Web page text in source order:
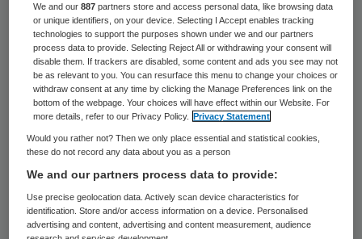
een afspraak die geen spoed heeft. Dat
terwijl die drie dagen wel de tijd is waar
dokters naar streven. Zo’n 20 procent van
de Nederlanders wacht vaak drie tot vijf
dagen, 8,5 procent zegt tot wel twee
weken te moeten wachten op een afspraak.
Ook verschilt de wachttijd per provincie,
blijkt uit een enquête van Kieskompas en
het ANP die is ingevuld door ruim 8000
We and our887 partners store and access personal data, like browsing data
or unique identifiers, on your device. Selecting I Accept enables tracking
technologies to support the purposes shown under we and our partners
process data to provide. Selecting Reject All or withdrawing your consent will
disable them. If trackers are disabled, some content and ads you see may not
be as relevant to you. You can resurface this menu to change your choices or
withdraw consent at any time by clicking the Manage Preferences link on the
bottom of the webpage. Your choices will have effect within our Website. For
more details, refer to our Privacy Policy.
Privacy Statement
Would you rather not? Then we only place essential and statistical cookies,
these do not record any data about you as a person
We and our partners process data to provide:
Use precise geolocation data. Actively scan device characteristics for
identification. Store and/or access information on a device. Personalised
advertising and content, advertising and content measurement, audience